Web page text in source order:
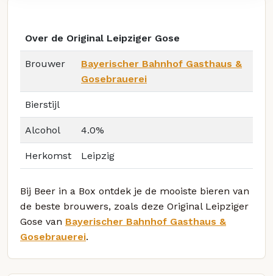
Over de Original Leipziger Gose
Brouwer
Bayerischer Bahnhof Gasthaus &
Gosebrauerei
Bierstijl
Alcohol 4.0%
Herkomst Leipzig
Bij Beer in a Box ontdek je de mooiste bieren van
de beste brouwers, zoals deze Original Leipziger
Gose van Bayerischer Bahnhof Gasthaus &
Gosebrauerei.